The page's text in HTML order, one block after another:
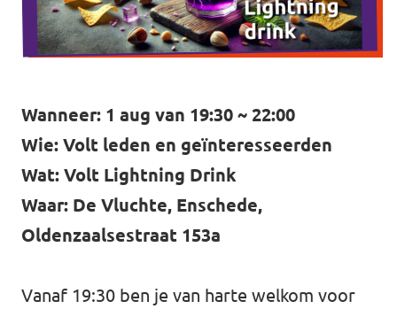
Voor leden
Almelo
Enschede
Wanneer: 1 aug van 19:30 ~ 22:00
Wie: Volt leden en geïnteresseerden
Wat: Volt Lightning Drink
Waar: De Vluchte, Enschede,
Oldenzaalsestraat 153a
Vanaf 19:30 ben je van harte welkom voor